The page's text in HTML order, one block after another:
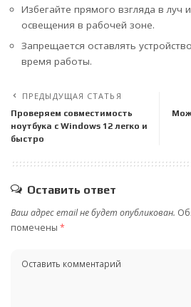
Избегайте прямого взгляда в луч
освещения в рабочей зоне.
Запрещается оставлять
время работы.
ПРЕДЫДУЩАЯ СТАТЬЯ
Проверяем совместимость
ноутбука с Windows 12 легко и
быстро
Оставить ответ
Ваш адрес email не будет опубликован.
помечены *